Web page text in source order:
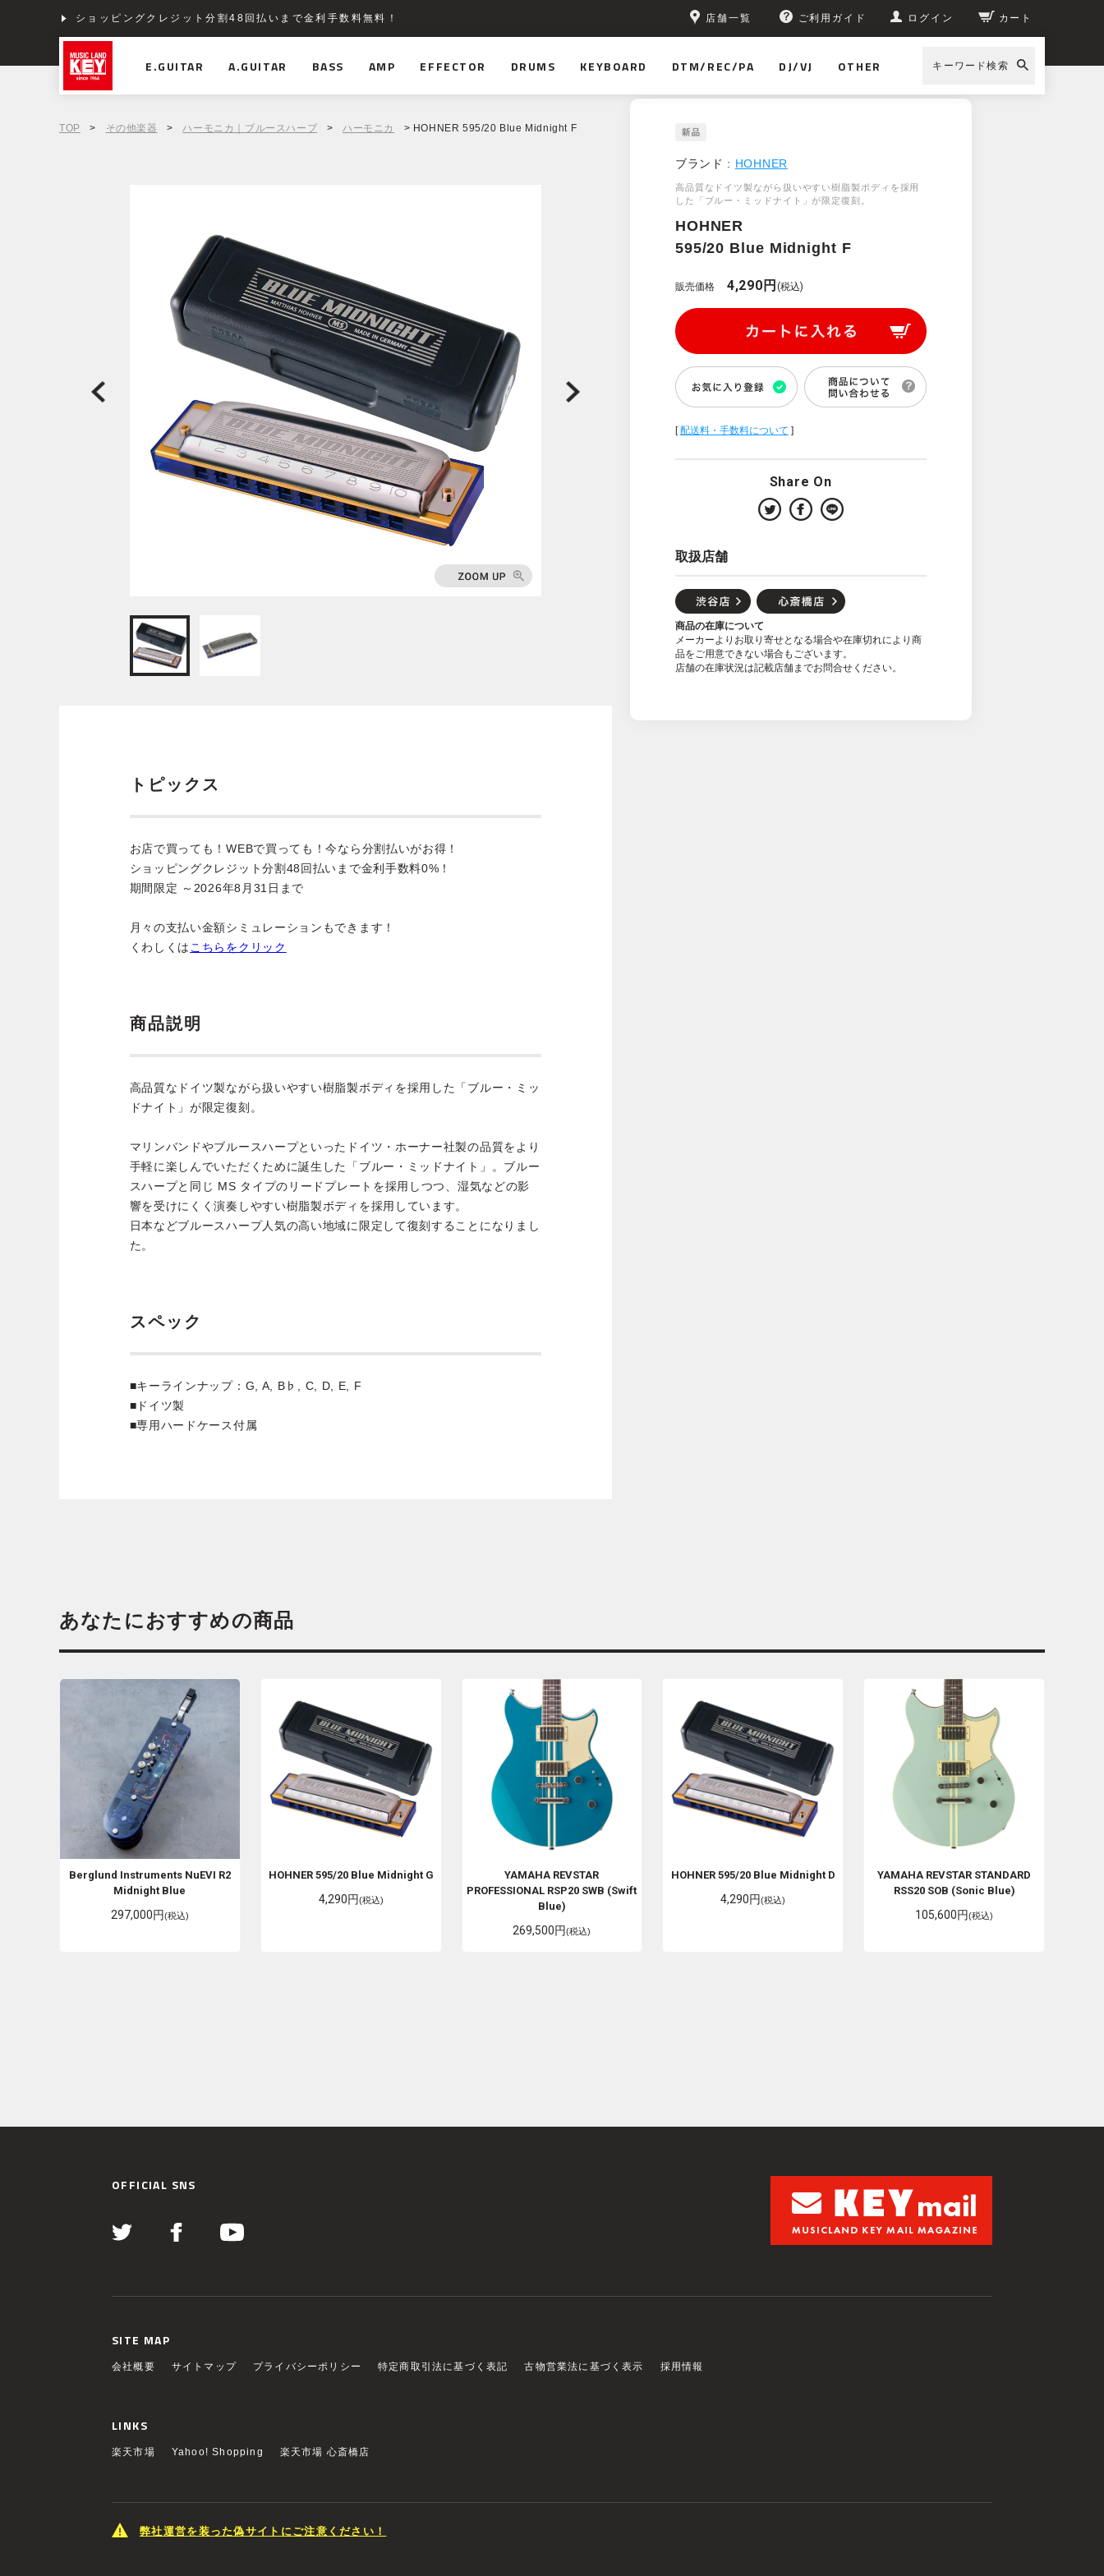
ショッピングクレジット分割48回払いまで金利手数料無料！ 店舗一覧 ご利用ガイド ログイン カート
E.GUITAR A.GUITAR BASS AMP EFFECTOR DRUMS KEYBOARD DTM/REC/PA DJ/VJ OTHER キーワード検索
TOP > その他楽器 > ハーモニカ｜ブルースハープ > ハーモニカ > HOHNER 595/20 Blue Midnight F
ブランド : HOHNER
高品質なドイツ製ながら扱いやすい樹脂製ボディを採用
した「ブルー・ミッドナイト」が限定復刻。
HOHNER
595/20 Blue Midnight F
販売価格 4,290円 (税込)
[配送料・手数料について ]
Share On
取扱店舗
商品の在庫について
メーカーよりお取り寄せとなる場合や在庫切れにより商
品をご用意できない場合もございます。
店舗の在庫状況は記載店舗までお問合せください。
トピックス
お店で買っても！WEBで買っても！今なら分割払いがお得！
ショッピングクレジット分割48回払いまで金利手数料0%！
期間限定 ～2026年8月31日まで
月々の支払い金額シミュレーションもできます！
くわしくは こちらをクリック
商品説明
高品質なドイツ製ながら扱いやすい樹脂製ボディを採用した「ブルー・ミッ
ドナイト」が限定復刻。
マリンバンドやブルースハープといったドイツ・ホーナー社製の品質をより
手軽に楽しんでいただくために誕生した「ブルー・ミッドナイト」。ブルー
スハープと同じ MS タイプのリードプレートを採用しつつ、湿気などの影
響を受けにくく演奏しやすい樹脂製ボディを採用しています。
日本などブルースハープ人気の高い地域に限定して復刻することになりまし
た。
スペック
■キーラインナップ：G, A, B♭, C, D, E, F
■ドイツ製
■専用ハードケース付属
あなたにおすすめの商品
Berglund Instruments NuEVI R2
Midnight Blue
297,000円(税込)
HOHNER 595/20 Blue Midnight G
4,290円(税込)
YAMAHA REVSTAR
PROFESSIONAL RSP20 SWB (Swift
Blue)
269,500円(税込)
HOHNER 595/20 Blue Midnight D
4,290円(税込)
YAMAHA REVSTAR STANDARD
RSS20 SOB (Sonic Blue)
105,600円(税込)
OFFICIAL SNS
SITE MAP
会社概要 サイトマップ プライバシーポリシー 特定商取引法に基づく表記 古物営業法に基づく表示 採用情報
LINKS
楽天市場 Yahoo! Shopping 楽天市場 心斎橋店
弊社運営を装った偽サイトにご注意ください！